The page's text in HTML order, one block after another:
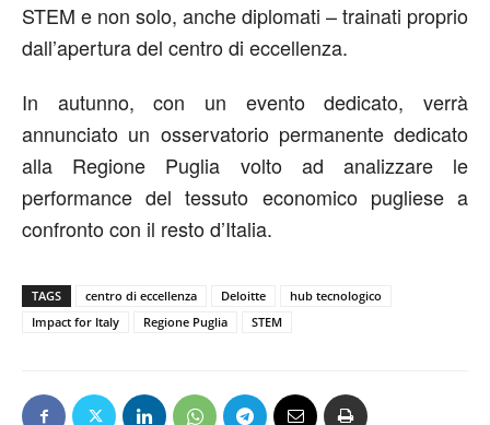
STEM e non solo, anche diplomati – trainati proprio
dall’apertura del centro di eccellenza.
In autunno, con un evento dedicato, verrà
annunciato un osservatorio permanente dedicato
alla Regione Puglia volto ad analizzare le
performance del tessuto economico pugliese a
confronto con il resto d’Italia.
TAGS centro di eccellenza Deloitte
hub tecnologico
Impact for Italy
Regione Puglia STEM